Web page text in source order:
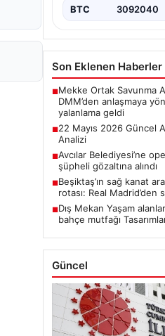
BTC 3092040
Son Eklenen Haberler
■Mekke Ortak Savunma
DMM’den anlaşmaya
yalanlama geldi
■22 Mayıs 2026 Güncel
Analizi
■Avcılar Belediyesi’ne
şüpheli gözaltına alındı
■Beşiktaş’ın sağ kanat
rotası: Real Madrid’den
■Dış Mekan Yaşam
bahçe mutfağı
Güncel